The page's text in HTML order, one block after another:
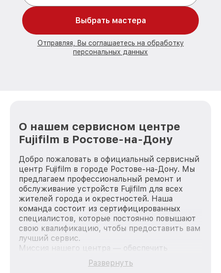
Выбрать мастера
Отправляя, Вы соглашаетесь на обработку
персональных данных
О нашем сервисном центре
Fujifilm в Ростове-на-Дону
Добро пожаловать в официальный сервисный
центр Fujifilm в городе Ростове-на-Дону. Мы
предлагаем профессиональный ремонт и
обслуживание устройств Fujifilm для всех
жителей города и окрестностей. Наша
команда состоит из сертифицированных
специалистов, которые постоянно повышают
свою квалификацию, чтобы предоставить вам
лучший сервис.
Миссия нашего центра — обеспечить
качественный и доступный ремонт для
каждого пользователя продукции Fujifilm, вне
Развернуть